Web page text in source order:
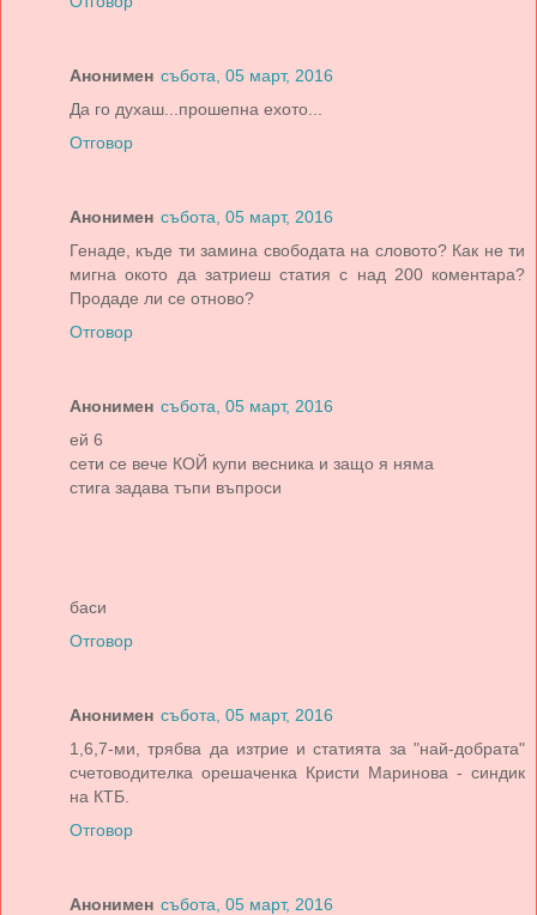
Анонимен събота, 05 март, 2016
Да го духаш...прошепна ехото...
Отговор
Анонимен събота, 05 март, 2016
Генаде, къде ти замина свободата на словото? Как не ти
мигна окото да затриеш статия с над 200 коментара?
Продаде ли се отново?
Отговор
Анонимен събота, 05 март, 2016
ей 6
сети се вече КОЙ купи весника и защо я няма
стига задава тъпи въпроси
баси
Отговор
Анонимен събота, 05 март, 2016
1,6,7-ми, трябва да изтрие и статията за "най-добрата"
счетоводителка орешаченка Кристи Маринова - синдик
на КТБ.
Отговор
Анонимен събота, 05 март, 2016